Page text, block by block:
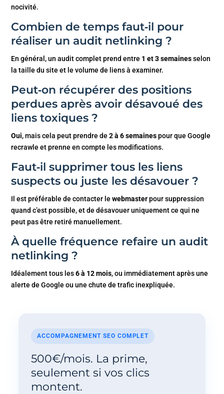
nocivité.
Combien de temps faut‑il pour
réaliser un audit netlinking ?
En général, un audit complet prend entre 1 et 3 semainesselon
la taille du site et le volume de liens à examiner.
Peut‑on récupérer des positions
perdues après avoir désavoué des
liens toxiques ?
Oui, mais cela peut prendre de2 à 6 semainespour que Google
recrawle et prenne en compte les modifications.
Faut‑il supprimer tous les liens
suspects ou juste les désavouer ?
Il est préférable de contacter lewebmasterpour suppression
quand c’est possible, et de désavouer uniquement ce qui ne
peut pas être retiré manuellement.
À quelle fréquence refaire un audit
netlinking ?
Idéalement tous les6 à 12 mois, ou immédiatement après une
alerte de Google ou une chute de trafic inexpliquée.
ACCOMPAGNEMENT SEO COMPLET
500€/mois. La prime,
seulement si vos clics
montent.